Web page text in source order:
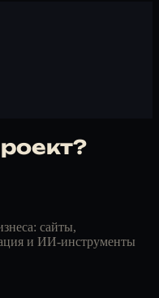
сайты,
и ИИ-инструменты